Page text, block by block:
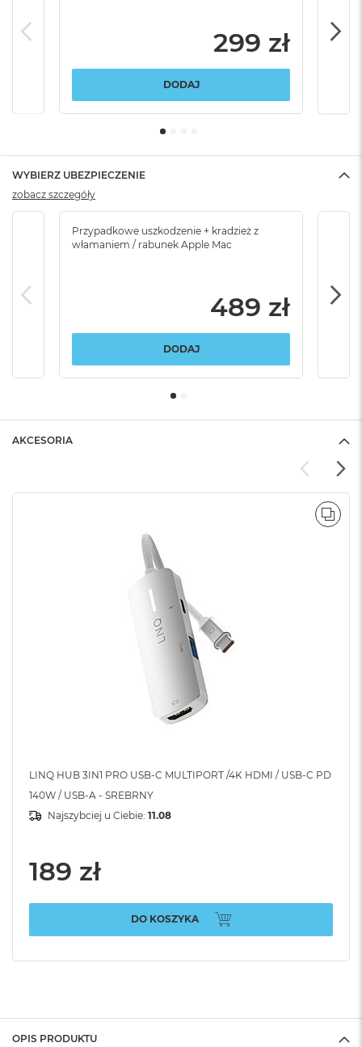
299 zł
DODAJ
WYBIERZ UBEZPIECZENIE
Przypadkowe uszkodzenie + kradzież z
włamaniem / rabunek Apple Mac
489 zł
DODAJ
zobacz szczegóły
AKCESORIA
LINQ HUB 3IN1 PRO USB-C MULTIPORT /4K HDMI / USB-C PD
140W / USB-A - SREBRNY
Najszybciej u Ciebie: 11.08
189 zł
DO KOSZYKA
OPIS PRODUKTU